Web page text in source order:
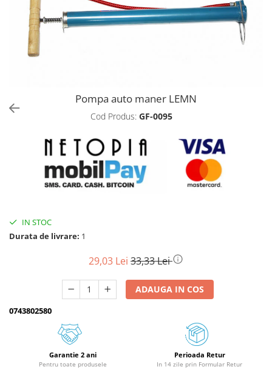
Piese de schimb vehicule electrice
Scutere electrice
Scutere pe benzina
Trotinete electrice
Biciclete, trotinete, triciclete
Triciclete
Motoburghie si accesorii
Motoburghie
Drujbe, fierastraie electrice
Consumabile drujbe, fierastraie
Drujbe electrice
Unelte electrice busteni
Mori cereale si batoze porumb
Batoze - mori desfacat porumb
Pompa auto maner LEMN
Cod Produs: GF-0095
IN STOC
Durata de livrare: 1
29,03 Lei 33,33 Lei
ADAUGA IN COS
0743802580
Garantie 2 ani
Pentru toate produsele
Perioada Retur
In 14 zile prin Formular Retur